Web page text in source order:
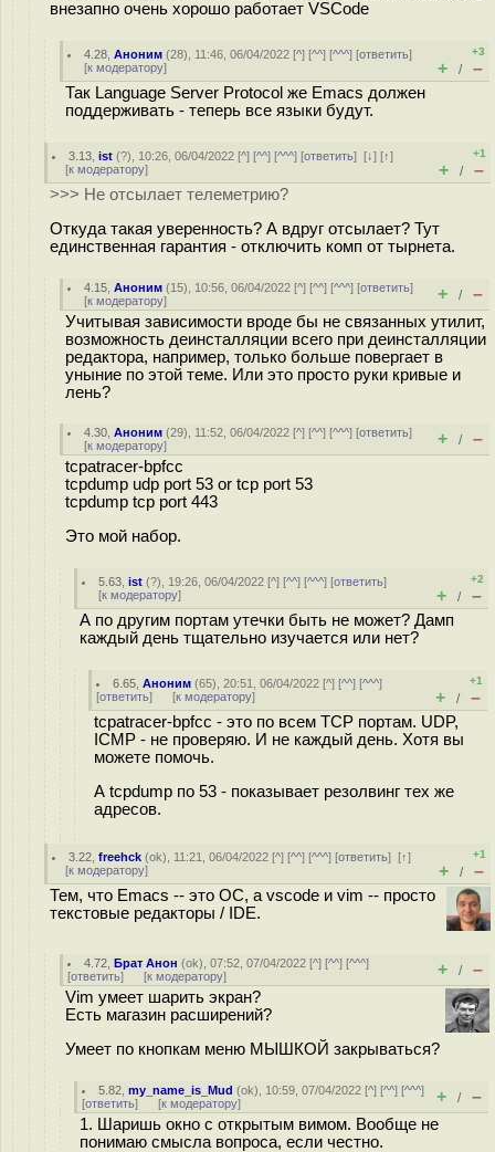
внезапно очень хорошо работает VSСode
4.28 ,Аноним (28), 11:46, 06/04/2022 [^] [^^] [^^^] [ответить]
[к модератору]
+3
+ / –
Так Language Server Protocol же Emacs должен
поддерживать - теперь все языки будут.
3.13 ,ist (?), 10:26, 06/04/2022 [^] [^^] [^^^] [ответить][↓] [↑]
[к модератору]
+1
+ / –
>>> Не отсылает телеметрию?
Откуда такая уверенность? А вдруг отсылает? Тут
единственная гарантия - отключить комп от тырнета.
4.15 ,Аноним (15), 10:56, 06/04/2022 [^] [^^] [^^^] [ответить]
[к модератору] + / –
Учитывая зависимости вроде бы не связанных утилит,
возможность деинсталляции всего при деинсталляции
редактора, например, только больше повергает в
уныние по этой теме. Или это просто руки кривые и
лень?
4.30 ,Аноним (29), 11:52, 06/04/2022 [^] [^^] [^^^] [ответить]
[к модератору] + / –
tcpatracer-bpfcc
tcpdump udp port 53 or tcp port 53
tcpdump tcp port 443
Это мой набор.
5.63 ,ist (?), 19:26, 06/04/2022 [^] [^^] [^^^] [ответить]
[к модератору]
+2
+ / –
А по другим портам утечки быть не может? Дамп
каждый день тщательно изучается или нет?
6.65 ,Аноним (65), 20:51, 06/04/2022 [^] [^^] [^^^]
[ответить] [к модератору]
+1
+ / –
tcpatracer-bpfcc - это по всем ТСР портам. UDP,
ICMP - не проверяю. И не каждый день. Хотя вы
можете помочь.
А tcpdump по 53 - показывает резолвинг тех же
адресов.
3.22 ,freehck (ok), 11:21, 06/04/2022 [^] [^^] [^^^] [ответить][↑]
[к модератору]
+1
+ / –
Тем, что Emacs -- это ОС, а vscode и vim -- просто
текстовые редакторы / IDE.
4.72 ,Брат Анон (ok), 07:52, 07/04/2022 [^] [^^] [^^^]
[ответить] [к модератору] + / –
Vim умеет шарить экран?
Есть магазин расширений?
Умеет по кнопкам меню МЫШКОЙ закрываться?
5.82 ,my_name_is_Mud (ok), 10:59, 07/04/2022 [^] [^^] [^^^]
[ответить] [к модератору] + / –
1. Шаришь окно с открытым вимом. Вообще не
понимаю смысла вопроса, если честно.